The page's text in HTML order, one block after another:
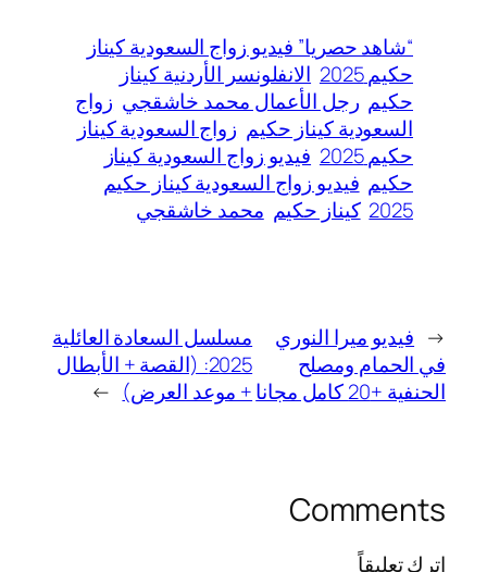
“شاهد حصريا” فيديو زواج السعودية كيناز
حكيم 2025
الانفلونسر الأردنية كيناز
حكيم رجل الأعمال محمد خاشقجي زواج
السعودية كيناز حكيم زواج السعودية كيناز
حكيم 2025
فيديو زواج السعودية كيناز
حكيم فيديو زواج السعودية كيناز حكيم
2025 كيناز حكيم محمد خاشقجي
← فيديو ميرا النوري
في الحمام ومصلح
الحنفية +20 كامل مجانا
مسلسل السعادة العائلية
2025: (القصة + الأبطال
+ موعد العرض) →
Comments
اترك تعليقاً